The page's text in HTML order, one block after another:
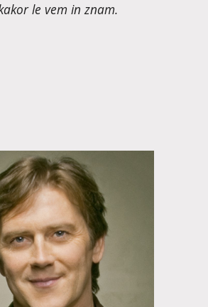
le vem in znam.